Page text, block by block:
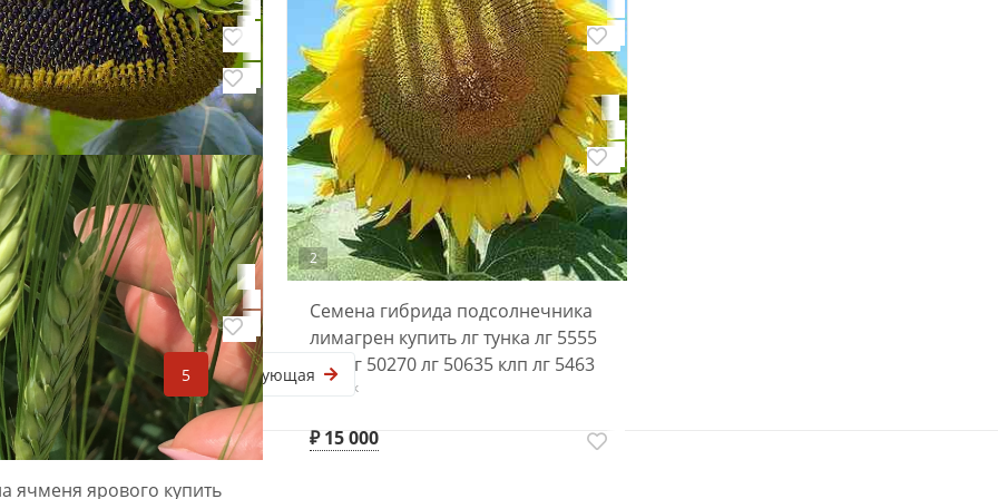
Донецк
₽ 20
Семена гибридов кукурузы
лимагрен купить лг 31272 фао 270
лг 30315 фао 280 лг 31330 фао 330
Донецк
₽ 7 000
гибридов подсолнечника
купить Суоми Сузука
Сумико Суберик Розета
2
Семена гибрида подсолнечника
лимагрен купить лг тунка лг 5555
клп лг 50270 лг 50635 клп лг 5463
Донецк
₽ 15 000
ячменя ярового купить
... 3 5 Следующая